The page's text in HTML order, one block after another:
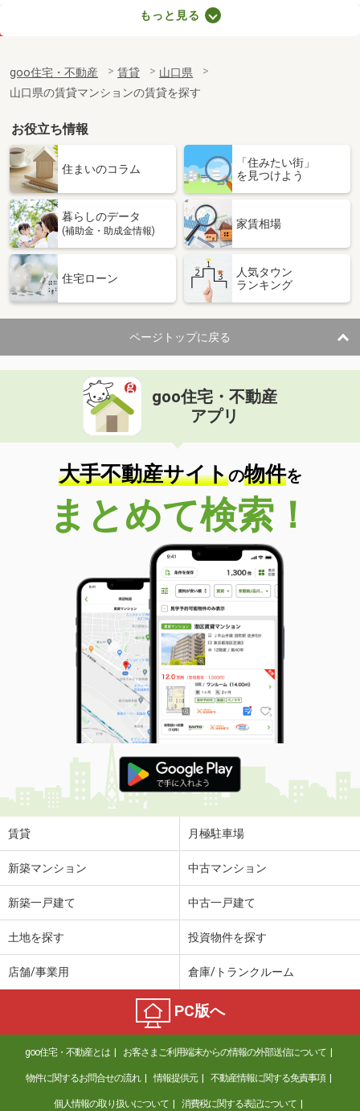
山口県下関市菊川町大字田部
専有面積
45.11m²
間取り
2DK
山口県防府市大字仁井令
価 格
4.75万円
山口県防府市大字仁井令
専有面積 45.72m²
間取り
山口県山口市金古曽町
住 所
山口県山口市金古曽町
専有面積 180m²
間取り
5K
山口県山口市平井
価 格
住 所
山口県山口市平井
専有面積 23.18m²
間取り
1K
山口県防府市大字仁井令
価 格
4.75万円
山口県防府市大字仁井令
45.72m²
間取り
1LDK
山口県下関市吉見里町２
価 格
4.90万円
住 所
山口県下関市吉見里町２
専有面積 55.86m²
間取り
2LDK
山口県下関市伊倉新町２
価 格
8万円
住 所
山口県下関市伊倉新町２
専有面積
山口県下関市彦島田の首町２
6.48万円
山口県下関市彦島迫町１
4.90万円
住 所
山口県下関市彦島迫町１
専有面積 46.06m²
間取り
1LDK
山口県下関市清末鞍馬１
もっと見る
goo住宅・不動産 賃貸
山口県
山口県の賃貸マンションの賃貸を探す
お役立ち情報
住まいのコラム
「住みたい街」
を見つけよう
暮らしのデータ
(補助金・助成金情報)
家賃相場
住宅ローン
人気タウン
ランキング
ページトップに戻る
goo住宅・不動産
アプリ
大手不動産サイトの物件を
まとめて検索！
賃貸 月極駐車場
新築マンション 中古マンション
新築一戸建て 中古一戸建て
土地を探す 投資物件を探す
店舗/事業用 倉庫/トランクルーム
PC版へ
goo住宅・不動産とは お客さまご利用端末からの情報の外部送信について
物件に関するお問合せの流れ 情報提供元 不動産情報に関する免責事項
個人情報の取り扱いについて 消費税に関する表記について